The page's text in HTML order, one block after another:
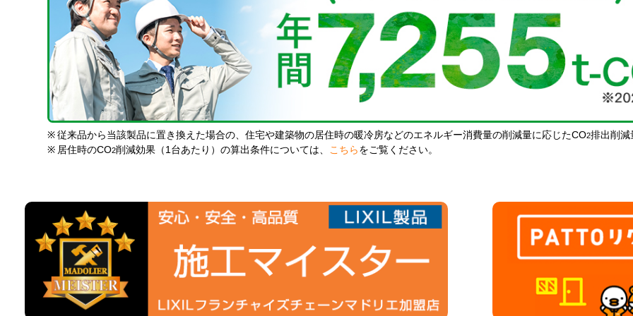
※ 従来品から当該製品に置き換えた場合の、住宅や建築物の居住時の暖冷房などのエネルギー消費量の削減量に応じたCO2排出削減
※ 居住時のCO2削減効果（1台あたり）の算出条件については、 こちら をご覧ください。